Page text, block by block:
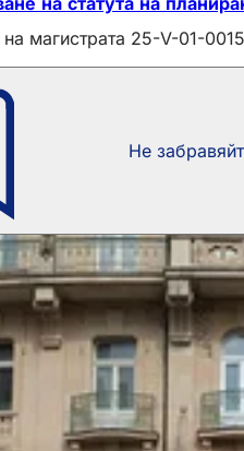
магистрата 25-V-01-
Не